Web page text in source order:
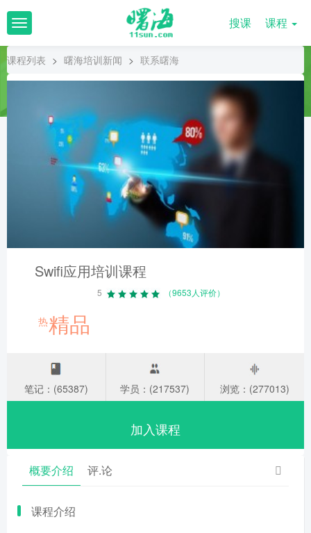
T
o
g
l
搜课 课程
课程列表 > 曙海培训新闻 > 联系曙海
Swifi应用培训课程
5 （9653人评价）
热精品
笔记：(65387) 学员：(217537) 浏览：(277013)
加入课程
概要介绍 评.论
课程介绍